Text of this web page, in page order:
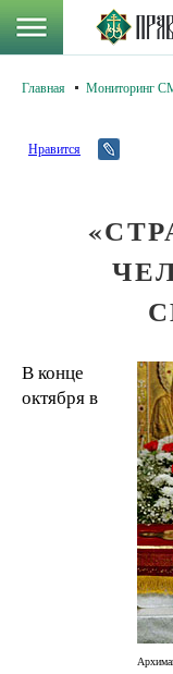
Главная Мониторинг
Нравится
В конце
октября в